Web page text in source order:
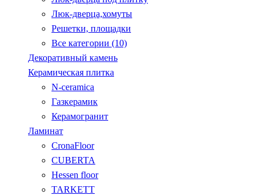
Люк-дверца,хомуты
Решетки, площадки
Все категории (10)
Декоративный камень
Керамическая плитка
N-ceramica
Газкерамик
Керамогранит
Ламинат
CronaFloor
CUBERTA
Hessen floor
TARKETT